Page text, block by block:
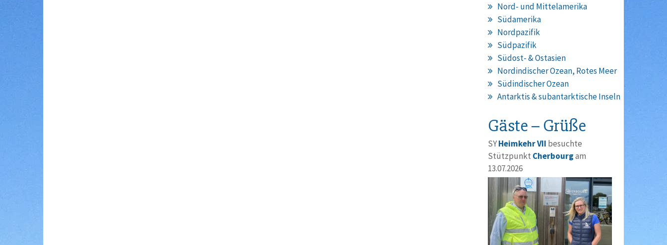
Nord- und Mittelamerika
Südamerika
Nordpazifik
Südpazifik
Südost- & Ostasien
Nordindischer Ozean, Rotes Meer
Südindischer Ozean
Antarktis & subantarktische Inseln
Gäste – Grüße
SYHeimkehr VII besuchte
Stützpunkt Cherbourgam
13.07.2026